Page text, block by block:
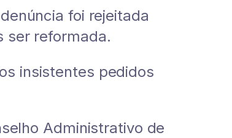
foi rejeitada
ser reformada.
insistentes pedidos
Administrativo de